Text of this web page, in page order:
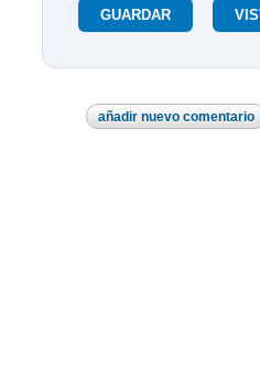
añadir nuevo comentario